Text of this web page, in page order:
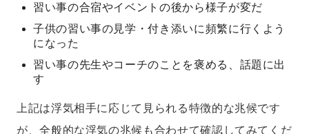
習い事の合宿やイベントの後から様子が変だ
子供の習い事の見学・付き添いに頻繁に行くよう
になった
習い事の先生やコーチのことを褒める、話題に出
す
上記は浮気相手に応じて見られる特徴的な兆候です
が、全般的な浮気の兆候も合わせて確認してみてくだ